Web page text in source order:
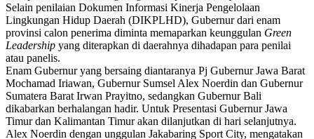
Selain penilaian Dokumen Informasi Kinerja Pengelolaan
Lingkungan Hidup Daerah (DIKPLHD), Gubernur dari enam
provinsi calon penerima diminta memaparkan keunggulan Green
Leadership yang diterapkan di daerahnya dihadapan para penilai
atau panelis.
Enam Gubernur yang bersaing diantaranya Pj Gubernur Jawa Barat
Mochamad Iriawan, Gubernur Sumsel Alex Noerdin dan Gubernur
Sumatera Barat Irwan Prayitno, sedangkan Gubernur Bali
dikabarkan berhalangan hadir. Untuk Presentasi Gubernur Jawa
Timur dan Kalimantan Timur akan dilanjutkan di hari selanjutnya.
Alex Noerdin dengan unggulan Jakabaring Sport City, mengatakan